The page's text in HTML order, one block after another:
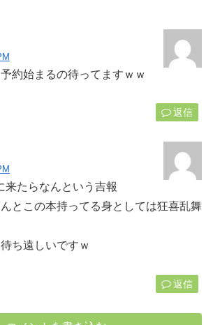
約始まるの待ってますｗｗ
返信
来たらなんという吉報
とこの本持ってる身としては狂喜乱舞
ち遠しいですｗ
返信